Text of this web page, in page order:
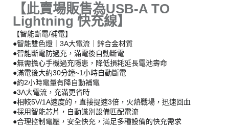
【此賣場販售為USB-A TO
Lightning 快充線】
【智能斷電/補電】
●智能雙色燈｜3A大電流｜鋅合金材質
●智能斷電防過充，滿電後自動斷電
●無需擔心手機過充隱患，降低損耗延長電池壽命
●滿電後大約30分鐘~1小時自動斷電
●約2小時電量有降自動補電
●3A大電流，充滿更省時
●相較5V/1A速度的，直接提速3倍，火熱戰場，迅速回血
●採用智能芯片，自動識別設備匹配電流
●合理控制電壓，安全快充，滿足多種設備的快充需求